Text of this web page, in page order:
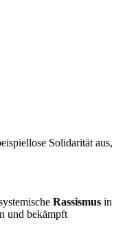
Solidarität aus,
Rassismus in
und bekämpft